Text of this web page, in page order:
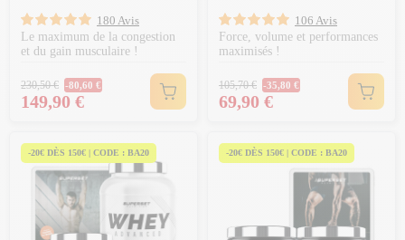
180 Avis
Le maximum de la congestion
et du gain musculaire !
Prix Normal
230,50 € -80,60 €
Prix
149,90 €
106 Avis
Force, volume et performances
maximisés !
Prix Normal
105,70 € -35,80 €
Prix
69,90 €
-20€ DÈS 150€ | CODE : BA20 -20€ DÈS 150€ | CODE : BA20